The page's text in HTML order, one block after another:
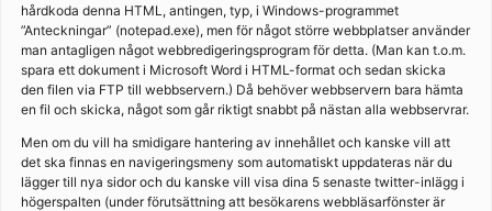
hårdkoda denna HTML, antingen, typ, i Windows-programmet
”Anteckningar” (notepad.exe), men för något större webbplatser använder
man antagligen något webbredigeringsprogram för detta. (Man kan t.o.m.
spara ett dokument i Microsoft Word i HTML-format och sedan skicka
den filen via FTP till webbservern.) Då behöver webbservern bara hämta
en fil och skicka, något som går riktigt snabbt på nästan alla webbservrar.
Men om du vill ha smidigare hantering av innehållet och kanske vill att
det ska finnas en navigeringsmeny som automatiskt uppdateras när du
lägger till nya sidor och du kanske vill visa dina 5 senaste twitter-inlägg i
högerspalten (under förutsättning att besökarens webbläsarfönster är